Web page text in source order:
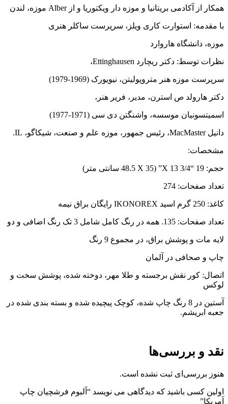
همکار از آکادمی بریتانیا و موزه دار ویکتوریا و از Alber موزه، لندن
با مقدمه: استوارت کاری ویلز، سرپرست ساکلر هنری
موزه، دانشگاه هاروارد
نظرات توسط: دکتر ریچارد Ettinghausen،
سرپرست موزه هنر متروپولیتن، نیویورک (1969-1979)
دکتر هارولد ص استرن، مدیر، فریر هنر،
اسمیتسونیان موسسه، واشنگتن دی سی (1971-1977)
دانیل MacMaster، رئیس جمهور، موزه علم و صنعت، شیکاگو، IL.
مشخصات:
حجم: 19 “X 13 3/4” (48.5 X 35 سانتی متر)
تعداد صفحات: 274
کاغذ: 250 گرم اسید IKONOREX رایگان براق نیمه
تعداد صفحات: 135. همه در رنگ کامل شامل 3 تک رنگ اضافی و دو
لایه مات و پوشش براق، در مجموع 9 رنگ
چاپ و صحافی در آلمان
اتصال: کور نقش برجسته و طلا مهر، دوخته شده، پوشش سخت و
لوکس
آستین در 8 رنگ چاپ شده، کوچک پیچیده شده و بسته بندی شده در
جعبه ابریشم.
نقد و بررسی‌ها
هنوز بررسی‌ای ثبت نشده است.
اولین کسی باشید که دیدگاهی می نویسد “آلبوم فرشچیان چاپ
آمریکا”